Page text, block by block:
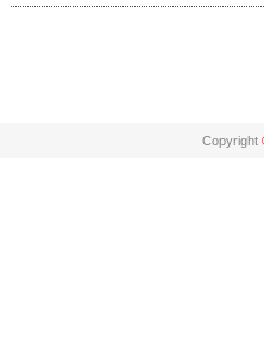
Copyright